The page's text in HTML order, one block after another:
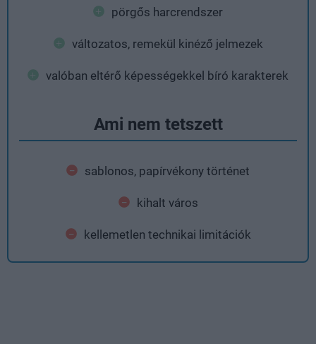
pörgős harcrendszer
változatos, remekül kinéző jelmezek
valóban eltérő képességekkel bíró karakterek
Ami nem tetszett
sablonos, papírvékony történet
kihalt város
kellemetlen technikai limitációk